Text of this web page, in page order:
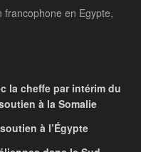
francophone en Egypte,
la cheffe par intérim du
à la Somalie
à l’Égypte